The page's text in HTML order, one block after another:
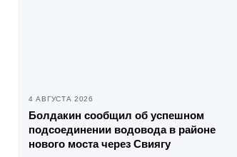
4 АВГУСТА 2026
Болдакин сообщил об успешном
подсоединении водовода в районе
нового моста через Свиягу